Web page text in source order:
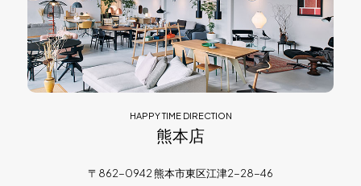
HAPPY TIME DIRECTION
熊本店
〒862-0942 熊本市東区江津2-28-46